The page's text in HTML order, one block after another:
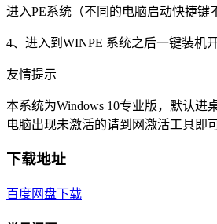
进入PE系统（不同的电脑启动快捷键
4、进入到WINPE 系统之后一键装机
友情提示
本系统为Windows 10专业版，默认进
电脑出现未激活的请到网激活工具即
下载地址
百度网盘下载